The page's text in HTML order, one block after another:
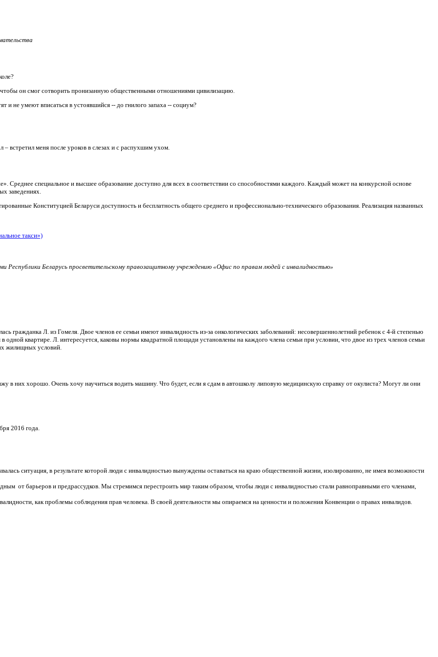
он смог сотворить пронизанную общественными отношениями цивилизацию.
и не умеют вписаться в устоявшийся -- до гнилого запаха -- социум?
встретил меня после уроков в слезах и с распухшим ухом.
Среднее специальное и высшее образование доступно для всех в соответствии со способностями каждого. Каждый может на конкурсной основе
заведениях.
Конституцией Беларуси доступность и бесплатность общего среднего и профессионально-технического образования. Реализация названных
такси»)
Беларусь просветительскому правозащитному учреждению «Офис по правам людей с инвалидностью»
Л. из Гомеля. Двое членов ее семьи имеют инвалидность из-за онкологических заболеваний: несовершеннолетний ребенок с 4-й степенью
квартире. Л. интересуется, каковы нормы квадратной площади установлены на каждого члена семьи при условии, что двое из трех членов семьи
жилищных условий.
в них хорошо. Очень хочу научиться водить машину. Что будет, если я сдам в автошколу липовую медицинскую справку от окулиста? Могут ли они
2016 года.
ситуация, в результате которой люди с инвалидностью вынуждены оставаться на краю общественной жизни, изолированно, не имея возможности
от барьеров и предрассудков. Мы стремимся перестроить мир таким образом, чтобы люди с инвалидностью стали равноправными его членами,
как проблемы соблюдения прав человека. В своей деятельности мы опираемся на ценности и положения Конвенции о правах инвалидов.